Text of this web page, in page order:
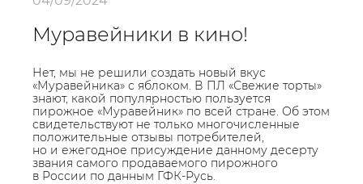
Муравейники в кино!
Нет, мы не решили создать новый вкус
«Муравейника» с яблоком. В ПЛ «Свежие торты»
знают, какой популярностью пользуется
пирожное «Муравейник» по всей стране. Об этом
свидетельствуют не только многочисленные
положительные отзывы потребителей,
но и ежегодное присуждение данному десерту
звания самого продаваемого пирожного
в России по данным ГФК-Русь.